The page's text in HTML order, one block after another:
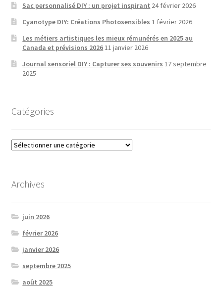
Sac personnalisé DIY : un projet inspirant 24 février 2026
Cyanotype DIY: Créations Photosensibles 1 février 2026
Les métiers artistiques les mieux rémunérés en 2025 au
Canada et prévisions 2026 11 janvier 2026
Journal sensoriel DIY : Capturer ses souvenirs 17 septembre
2025
Catégories
Catégories
Archives
juin 2026
février 2026
janvier 2026
septembre 2025
août 2025